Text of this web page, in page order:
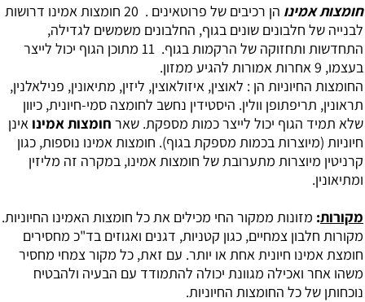
חומצות אמינו
הן רכיבים של פרוטאינים . 20 ‏חומצות אמינו דרושות
לבנייה של חלבונים שונים בגוף, החלבונים משמשים לגדילה,
התחדשות ותחזוקה של הרקמות בגוף. 11 ‏מתוכן הגוף יכול לייצר
בעצמו, 9 ‏אחרות אמורות להגיע ממזון.
החומצות החיוניות הן : לאוצין, איזולאוצין, ליזין, מתיאונין, פנילאלנין,
תראונין, תריפתופן וולין. היסטידין נחשב לחומצה סמי-חיונית, כיוון
שלא תמיד הגוף יכול לייצר כמות מספקת. שאר חומצות אמינו אינן
חיוניות (מיוצרות בכמות מספקת בגוף). חומצות אמינו נוספות, כגון
קרניטין מיוצרות מתערובת של חומצות אמינו, במקרה זה מליזין
ומתיאונין.
מקורות: מזונות ממקור החי מכילים את כל חומצות האמינו החיוניות.
מקורות חלבון צמחיים, כגון קטניות, דגנים ואגוזים בד"כ מחסירים
חומצת אמינו חיונית אחת או יותר. עם זאת, כל מקור צמחי מחסיר
משהו אחר ואכילה מגוונת יכולה להתמודד עם הבעיה ולהבטיח
נוכחותן של כל החומצות החיוניות.